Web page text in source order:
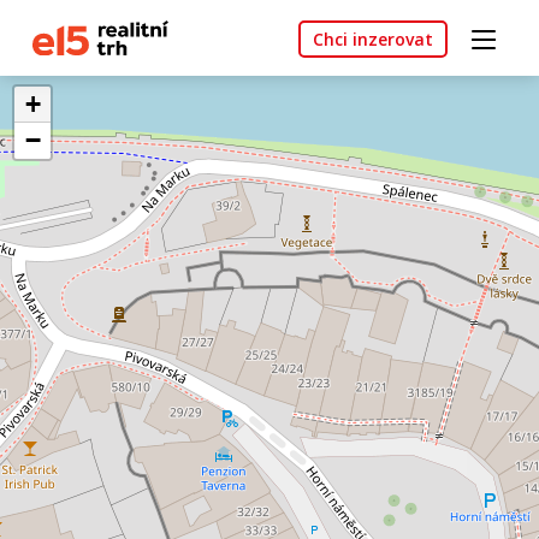
Chci inzerovat
+
−